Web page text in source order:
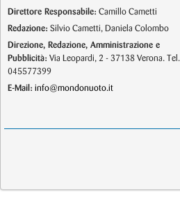
Direttore Responsabile: Camillo Cametti
Redazione: Silvio Cametti, Daniela Colombo
Direzione, Redazione, Amministrazione e
Pubblicità: Via Leopardi, 2 - 37138 Verona. Tel.
045577399
E-Mail: info@mondonuoto.it